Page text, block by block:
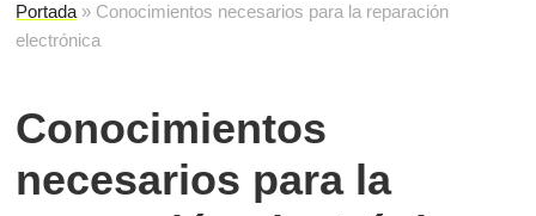
Portada » Conocimientos necesarios para la reparación
electrónica
Conocimientos
necesarios para la